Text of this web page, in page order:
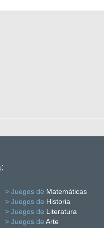
> Juegos de Matemáticas
> Juegos de Historia
> Juegos de Literatura
> Juegos de Arte